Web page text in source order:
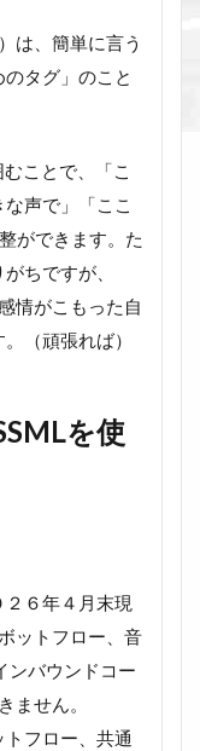
は、簡単に言う
タグ」のこと
ことで、「こ
声で」「ここ
ができます。た
ちですが、
情がこもった自
（頑張れば）
を使
６年４月末現
ットフロー、音
ンバウンドコー
ません。
フロー、共通